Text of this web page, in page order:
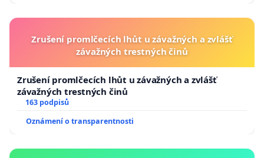
Zrušení promlčecích lhůt u závažných a zvlášť
závažných trestných činů
Zrušení promlčecích lhůt u závažných a zvlášť
závažných trestných činů
163 podpisů
Oznámení o transparentnosti